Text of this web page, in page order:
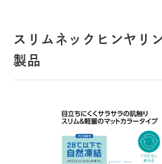
スリムネックヒンヤ
製品